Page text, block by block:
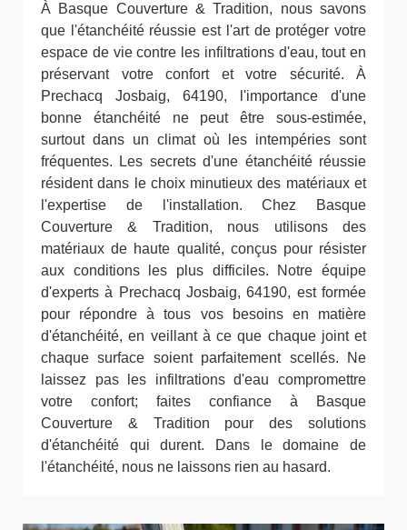
À Basque Couverture & Tradition, nous savons
que l'étanchéité réussie est l'art de protéger votre
espace de vie contre les infiltrations d'eau, tout en
préservant votre confort et votre sécurité. À
Prechacq Josbaig, 64190, l'importance d'une
bonne étanchéité ne peut être sous-estimée,
surtout dans un climat où les intempéries sont
fréquentes. Les secrets d'une étanchéité réussie
résident dans le choix minutieux des matériaux et
l'expertise de l'installation. Chez Basque
Couverture & Tradition, nous utilisons des
matériaux de haute qualité, conçus pour résister
aux conditions les plus difficiles. Notre équipe
d'experts à Prechacq Josbaig, 64190, est formée
pour répondre à tous vos besoins en matière
d'étanchéité, en veillant à ce que chaque joint et
chaque surface soient parfaitement scellés. Ne
laissez pas les infiltrations d'eau compromettre
votre confort; faites confiance à Basque
Couverture & Tradition pour des solutions
d'étanchéité qui durent. Dans le domaine de
l'étanchéité, nous ne laissons rien au hasard.